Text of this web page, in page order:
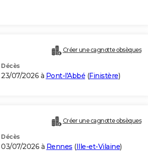
Créer une cagnotte obsèques
Décès
23/07/2026 à Pont-l'Abbé (Finistère)
Créer une cagnotte obsèques
Décès
03/07/2026 à Rennes (Ille-et-Vilaine)